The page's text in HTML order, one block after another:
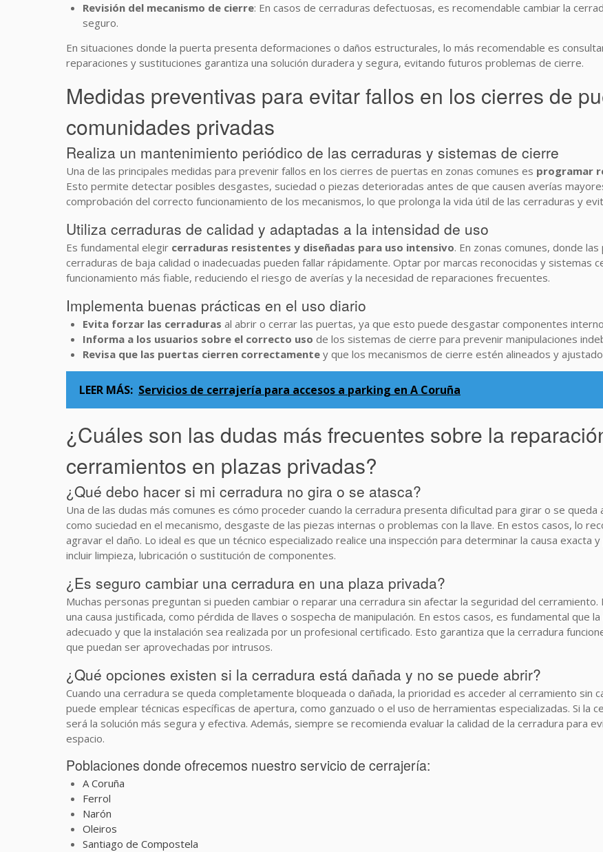
Revisión del mecanismo de cierre: En casos de cerraduras defectuosas, es recomendable cambiar la
seguro.
En situaciones donde la puerta presenta deformaciones o daños estructurales, lo más recomendable es
reparaciones y sustituciones garantiza una solución duradera y segura, evitando futuros problemas de cierre.
Medidas preventivas para evitar fallos en los cierres de
comunidades privadas
Realiza un mantenimiento periódico de las cerraduras y sistemas de cierre
Una de las principales medidas para prevenir fallos en los cierres de puertas en zonas comunes es programar
Esto permite detectar posibles desgastes, suciedad o piezas deterioradas antes de que causen averías
comprobación del correcto funcionamiento de los mecanismos, lo que prolonga la vida útil de las cerraduras y
Utiliza cerraduras de calidad y adaptadas a la intensidad de uso
Es fundamental elegir cerraduras resistentes y diseñadas para uso intensivo. En zonas comunes, donde
cerraduras de baja calidad o inadecuadas pueden fallar rápidamente. Optar por marcas reconocidas y sistemas
funcionamiento más fiable, reduciendo el riesgo de averías y la necesidad de reparaciones frecuentes.
Implementa buenas prácticas en el uso diario
Evita forzar las cerraduras al abrir o cerrar las puertas, ya que esto puede desgastar componentes
Informa a los usuarios sobre el correcto uso de los sistemas de cierre para prevenir manipulaciones
Revisa que las puertas cierren correctamente y que los mecanismos de cierre estén alineados y
LEER MÁS: Servicios de cerrajería para accesos a parking en A Coruña
¿Cuáles son las dudas más frecuentes sobre la
cerramientos en plazas privadas?
¿Qué debo hacer si mi cerradura no gira o se atasca?
Una de las dudas más comunes es cómo proceder cuando la cerradura presenta dificultad para girar o se
como suciedad en el mecanismo, desgaste de las piezas internas o problemas con la llave. En estos casos, lo
agravar el daño. Lo ideal es que un técnico especializado realice una inspección para determinar la causa exacta
incluir limpieza, lubricación o sustitución de componentes.
¿Es seguro cambiar una cerradura en una plaza privada?
Muchas personas preguntan si pueden cambiar o reparar una cerradura sin afectar la seguridad del
una causa justificada, como pérdida de llaves o sospecha de manipulación. En estos casos, es fundamental que
adecuado y que la instalación sea realizada por un profesional certificado. Esto garantiza que la cerradura
que puedan ser aprovechadas por intrusos.
¿Qué opciones existen si la cerradura está dañada y no se puede abrir?
Cuando una cerradura se queda completamente bloqueada o dañada, la prioridad es acceder al cerramiento sin
puede emplear técnicas específicas de apertura, como ganzuado o el uso de herramientas especializadas. Si la
será la solución más segura y efectiva. Además, siempre se recomienda evaluar la calidad de la cerradura para
espacio.
Poblaciones donde ofrecemos nuestro servicio de cerrajería:
A Coruña
Ferrol
Narón
Oleiros
Santiago de Compostela